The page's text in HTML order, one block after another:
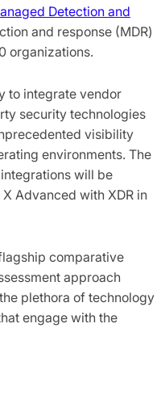
Detection and
and response (MDR)
organizations.
to integrate vendor
security technologies
visibility
environments. The
will be
Advanced with XDR in
comparative
approach
plethora of technology
engage with the